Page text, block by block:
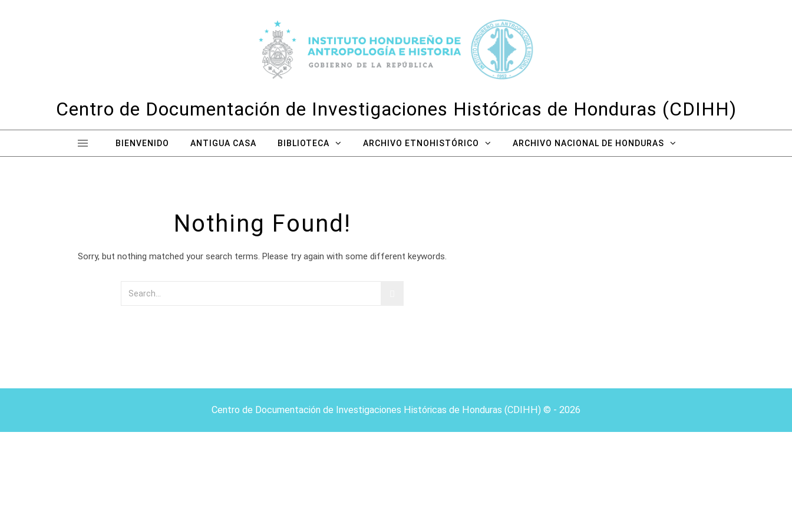
Centro de Documentación de Investigaciones Históricas de Honduras (CDIHH)
BIENVENIDO ANTIGUA CASA BIBLIOTECA ARCHIVO ETNOHISTÓRICO ARCHIVO NACIONAL DE HONDURAS
Nothing Found!
Sorry, but nothing matched your search terms. Please try again with some different keywords.
Centro de Documentación de Investigaciones Históricas de Honduras (CDIHH) © - 2026